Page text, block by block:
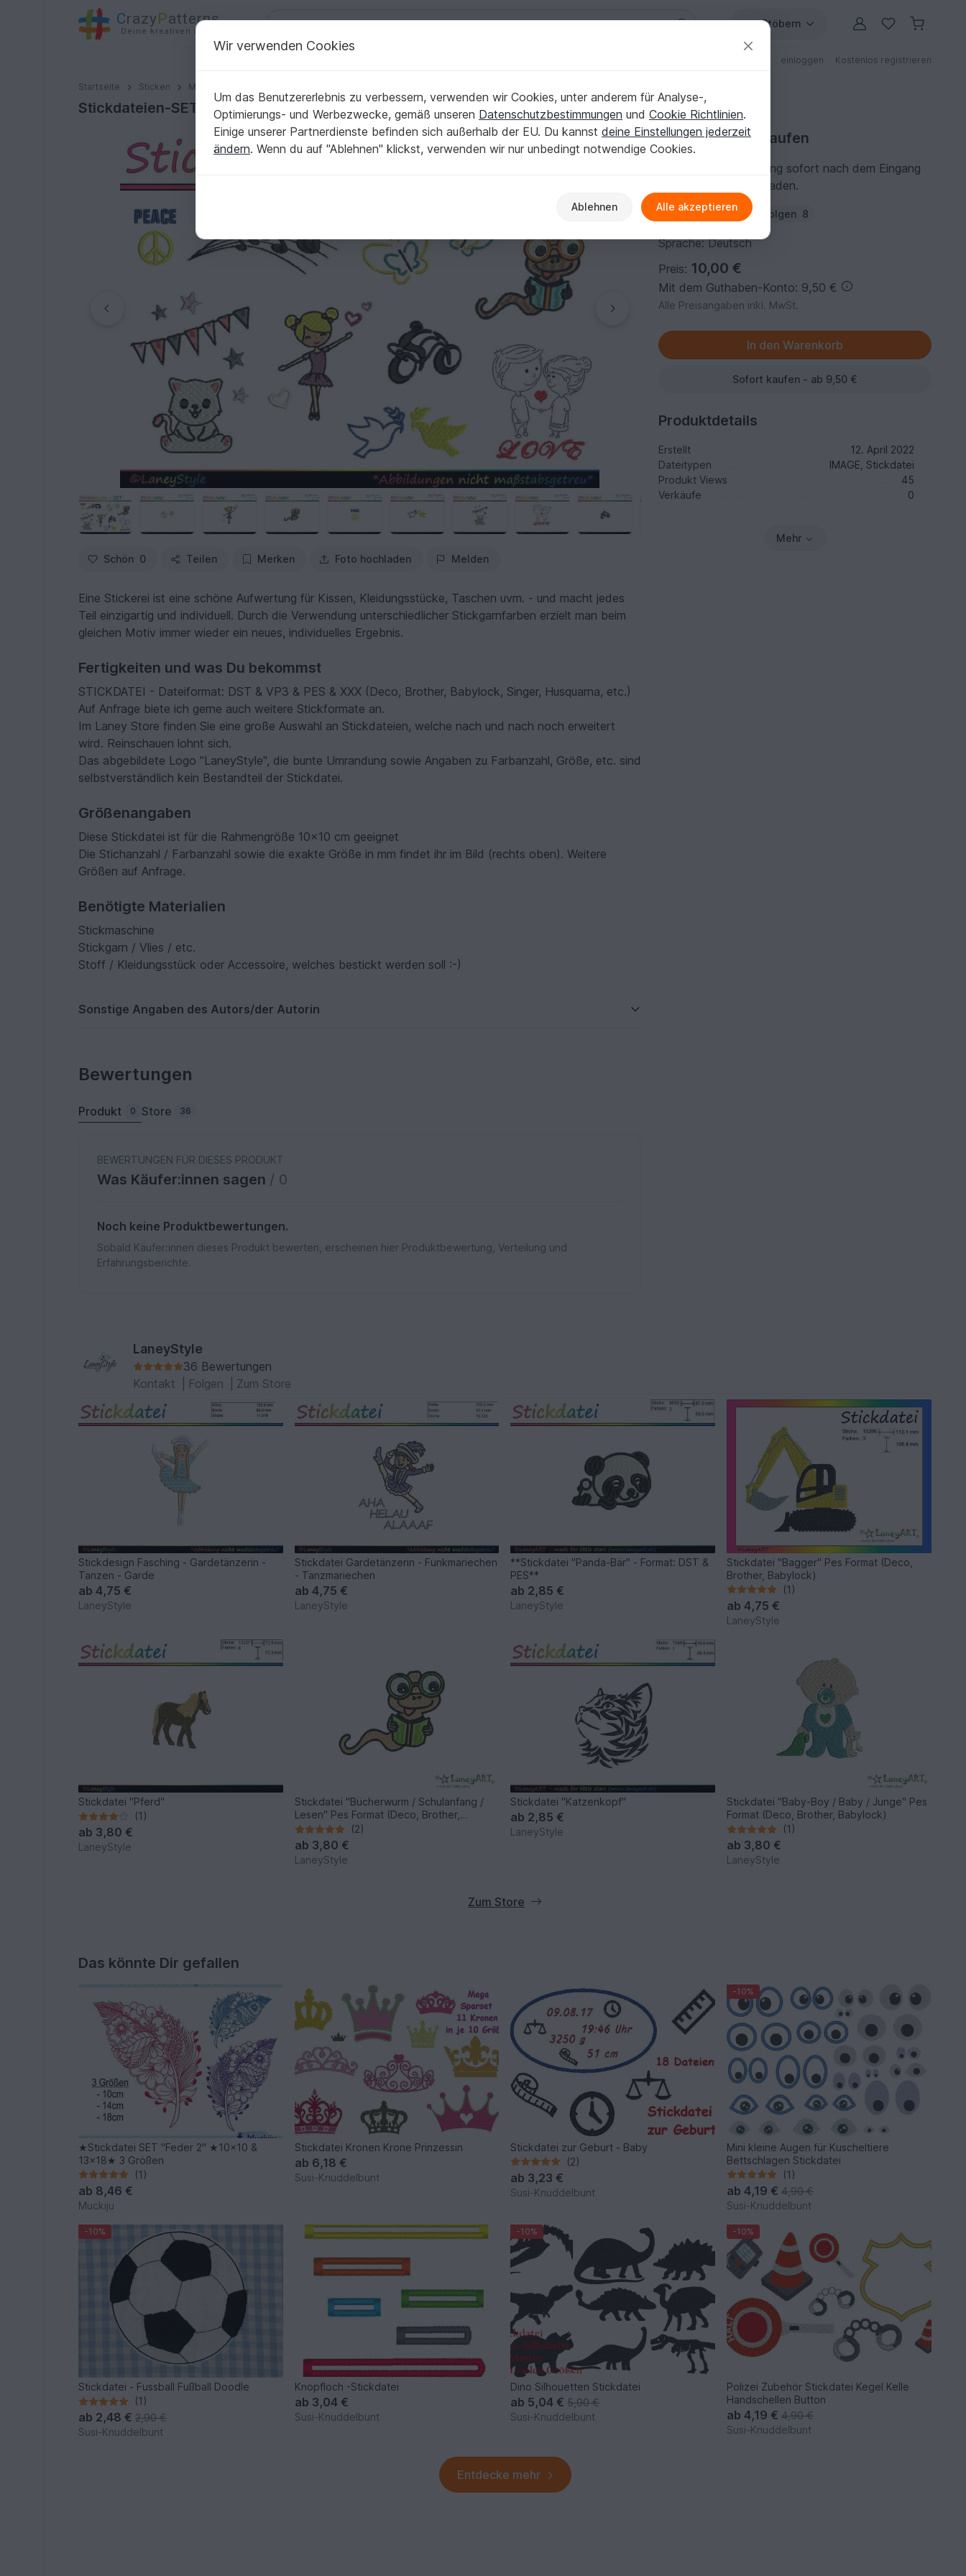
CrazyPatterns
Deine kreativen Ideen
Stöbern
einloggen Kostenlos registrieren
Startseite Sticken Motiv - Stickdateien
Stickdateien-SET "Stickerei MIX" (9x Stickmotive)
Stickdateien-SET "Stickerei MIX" (9x Stickmotive)
Schön 0 Teilen Merken Foto hochladen Melden
Eine Stickerei ist eine schöne Aufwertung für Kissen, Kleidungsstücke, Taschen uvm. - und macht jedes
Teil einzigartig und individuell. Durch die Verwendung unterschiedlicher Stickgarnfarben erzielt man beim
gleichen Motiv immer wieder ein neues, individuelles Ergebnis.
Fertigkeiten und was Du bekommst
STICKDATEI - Dateiformat: DST & VP3 & PES & XXX (Deco, Brother, Babylock, Singer, Husquarna, etc.)
Auf Anfrage biete ich gerne auch weitere Stickformate an.
Im Laney Store finden Sie eine große Auswahl an Stickdateien, welche nach und nach noch erweitert
wird. Reinschauen lohnt sich.
Das abgebildete Logo "LaneyStyle", die bunte Umrandung sowie Angaben zu Farbanzahl, Größe, etc. sind
selbstverständlich kein Bestandteil der Stickdatei.
Größenangaben
Diese Stickdatei ist für die Rahmengröße 10x10 cm geeignet
Die Stichanzahl / Farbanzahl sowie die exakte Größe in mm findet ihr im Bild (rechts oben). Weitere
Größen auf Anfrage.
Benötigte Materialien
Stickmaschine
Stickgarn / Vlies / etc.
Stoff / Kleidungsstück oder Accessoire, welches bestickt werden soll :-)
Sonstige Angaben des Autors/der Autorin
Stickanleitung kaufen
Du kannst die Anleitung sofort nach dem Eingang
der Zahlung herunterladen.
Autor: LaneyStyle Folgen 8
Sprache: Deutsch
Preis: 10,00 €
Mit dem Guthaben-Konto: 9,50 €
Alle Preisangaben inkl. MwSt.
Sofort kaufen - ab 9,50 €
Produktdetails
Erstellt
12. April 2022
Dateitypen
IMAGE, Stickdatei
Produkt Views
45
Verkäufe
0
Mehr
Bewertungen
Produkt 0 Store 36
BEWERTUNGEN FÜR DIESES PRODUKT
Was Käufer:innen sagen / 0
Noch keine Produktbewertungen.
Sobald Käufer:innen dieses Produkt bewerten, erscheinen hier Produktbewertung, Verteilung und
Erfahrungsberichte.
LaneyStyle
36 Bewertungen
Kontakt
Folgen Zum Store
Stickdesign Fasching - Gardetänzerin -
Tanzen - Garde
ab4,75 €
LaneyStyle
Stickdatei Gardetänzerin - Funkmariechen
- Tanzmariechen
ab 4,75 €
LaneyStyle
**Stickdatei "Panda-Bär" - Format: DST &
PES**
ab 2,85 €
LaneyStyle
Stickdatei "Bagger" Pes Format (Deco,
Brother, Babylock)
(1)
ab4,75 €
LaneyStyle
Stickdatei "Pferd"
(1)
ab 3,80 €
LaneyStyle
Stickdatei "Bücherwurm / Schulanfang /
Lesen" Pes Format (Deco, Brother,
Babylock)
(2)
ab 3,80 €
LaneyStyle
Stickdatei "Katzenkopf"
ab 2,85 €
LaneyStyle
Stickdatei "Baby-Boy / Baby / Junge" Pes
Format (Deco, Brother, Babylock)
(1)
ab 3,80 €
LaneyStyle
Zum Store
Das könnte Dir gefallen
★Stickdatei SET "Feder 2" ★10x10 &
13x18★ 3 Größen
(1)
ab 8,46 €
Muckiju
Stickdatei Kronen Krone Prinzessin
ab 6,18 €
Susi-Knuddelbunt
Stickdatei zur Geburt - Baby
(2)
ab 3,23 €
Susi-Knuddelbunt
-10%
Mini kleine Augen für Kuscheltiere
Bettschlagen Stickdatei
(1)
ab4,19 €4,90 €
Susi-Knuddelbunt
-10%
Stickdatei - Fussball Fußball Doodle
(1)
ab 2,48 €2,90 €
Susi-Knuddelbunt
Knopfloch -Stickdatei
ab 3,04 €
Susi-Knuddelbunt
-10%
Dino Silhouetten Stickdatei
ab 5,04 € 5,90 €
Susi-Knuddelbunt
-10%
Polizei Zubehör Stickdatei Kegel Kelle
Handschellen Button
ab4,19 €4,90 €
Susi-Knuddelbunt
Entdecke mehr
Wir verwenden Cookies
Um das Benutzererlebnis zu verbessern, verwenden wir Cookies, unter anderem für Analyse-,
Optimierungs- und Werbezwecke, gemäß unseren Datenschutzbestimmungen und Cookie Richtlinien.
Einige unserer Partnerdienste befinden sich außerhalb der EU. Du kannst deine Einstellungen jederzeit
ändern. Wenn du auf "Ablehnen" klickst, verwenden wir nur unbedingt notwendige Cookies.
Ablehnen Alle akzeptieren